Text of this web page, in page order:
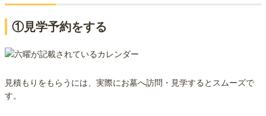
①見学予約をする
見積もりをもらうには、実際にお墓へ訪問・見学するとスムーズで
す。